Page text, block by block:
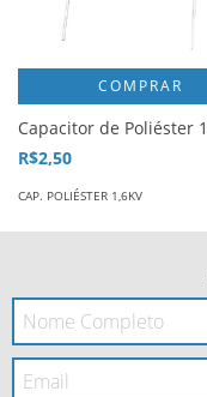
COMPRAR
Capacitor de Poliéster
R$2,50
CAP. POLIÉSTER 1,6KV